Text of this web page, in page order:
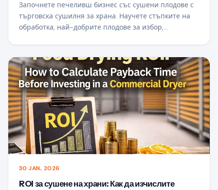
Започнете печеливш бизнес със сушени плодове с
търговска сушилня за храна. Научете стъпките на
обработка, най-добрите плодове за избор,
продукта, срока на годност и потенциала за износ.
30 JAN, 2026
ROI за сушене на храни: Как да изчислите